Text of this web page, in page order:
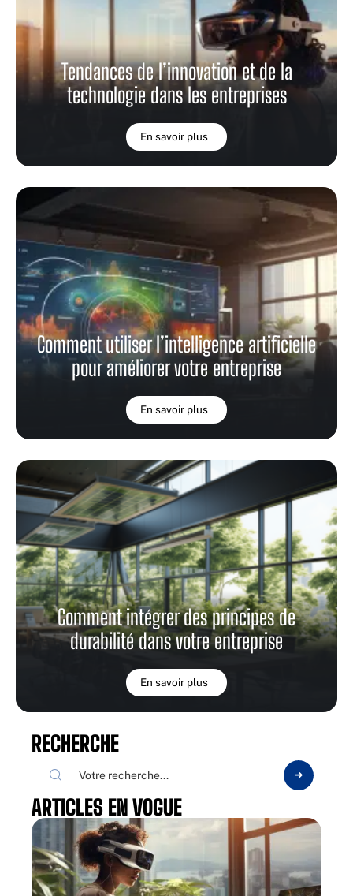
Tendances de l’innovation et de la
technologie dans les entreprises
En savoir plus
Comment utiliser l’intelligence artificielle
pour améliorer votre entreprise
En savoir plus
Comment intégrer des principes de
durabilité dans votre entreprise
En savoir plus
RECHERCHE
ARTICLES EN VOGUE